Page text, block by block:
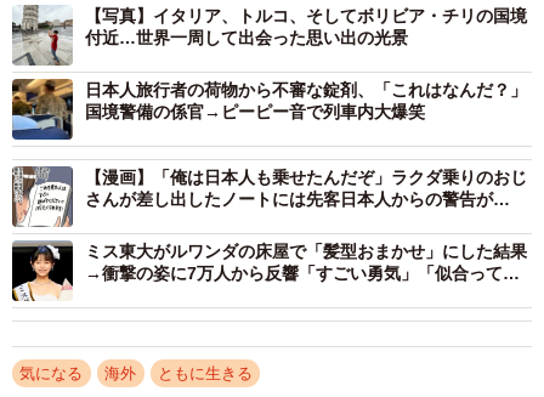
【写真】イタリア、トルコ、そしてボリビア・チリの国境
付近…世界一周して出会った思い出の光景
日本人旅行者の荷物から不審な錠剤、「これはなんだ？」
国境警備の係官→ピーピー音で列車内大爆笑
【漫画】「俺は日本人も乗せたんだぞ」ラクダ乗りのおじ
さんが差し出したノートには先客日本人からの警告が…
ミス東大がルワンダの床屋で「髪型おまかせ」にした結果
→衝撃の姿に7万人から反響「すごい勇気」「似合って
気になる 海外 ともに生きる